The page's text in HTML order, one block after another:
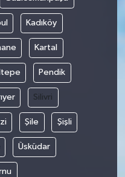
Kadıköy
Kartal
Pendik
Silivri
Şile Şişli
Üsküdar